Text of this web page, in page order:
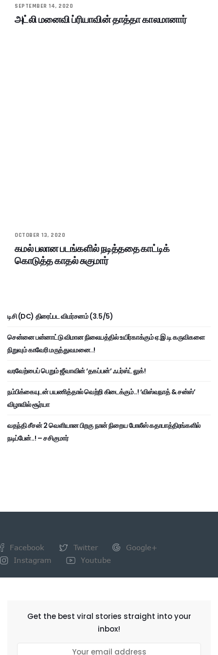
SEPTEMBER 14, 2020
அட்லி மனைவி ப்ரியாவின் தாத்தா காலமானார்
OCTOBER 13, 2020
கமல் பலான படங்களில் நடித்ததை காட்டிக்
கொடுத்த காதல் சுகுமார்
டிசி (DC) திரைப்பட விமர்சனம் (3.5/5)
சென்னை பன்னாட்டு விமான நிலையத்தில் உயிர்காக்கும் ஏ.இ.டி கருவிகளை
நிறுவும் காவேரி மருத்துவமனை..!
வரவேற்பைப் பெறும் ஜீவாவின் ‘தகப்பன்’ ஃபர்ஸ்ட் லுக்!
நம்பிக்கையுடன் பயணித்தால் வெற்றி கிடைக்கும்..! ‘விஸ்வநாத் & சன்ஸ்’
விழாவில் சூர்யா
வதந்தி சீசன் 2 வெளியான பிறகு நான் நிறைய போலீஸ் கதாபாத்திரங்களில்
நடிப்பேன்..! – சசிகுமார்
Facebook Twitter
Google+
Instagram
Youtube
Get the best viral stories straight into your
inbox!